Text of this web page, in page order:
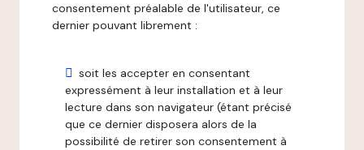
consentement préalable de l'utilisateur, ce
dernier pouvant librement :
soit les accepter en consentant
expressément à leur installation et à leur
lecture dans son navigateur (étant précisé
que ce dernier disposera alors de la
possibilité de retirer son consentement à